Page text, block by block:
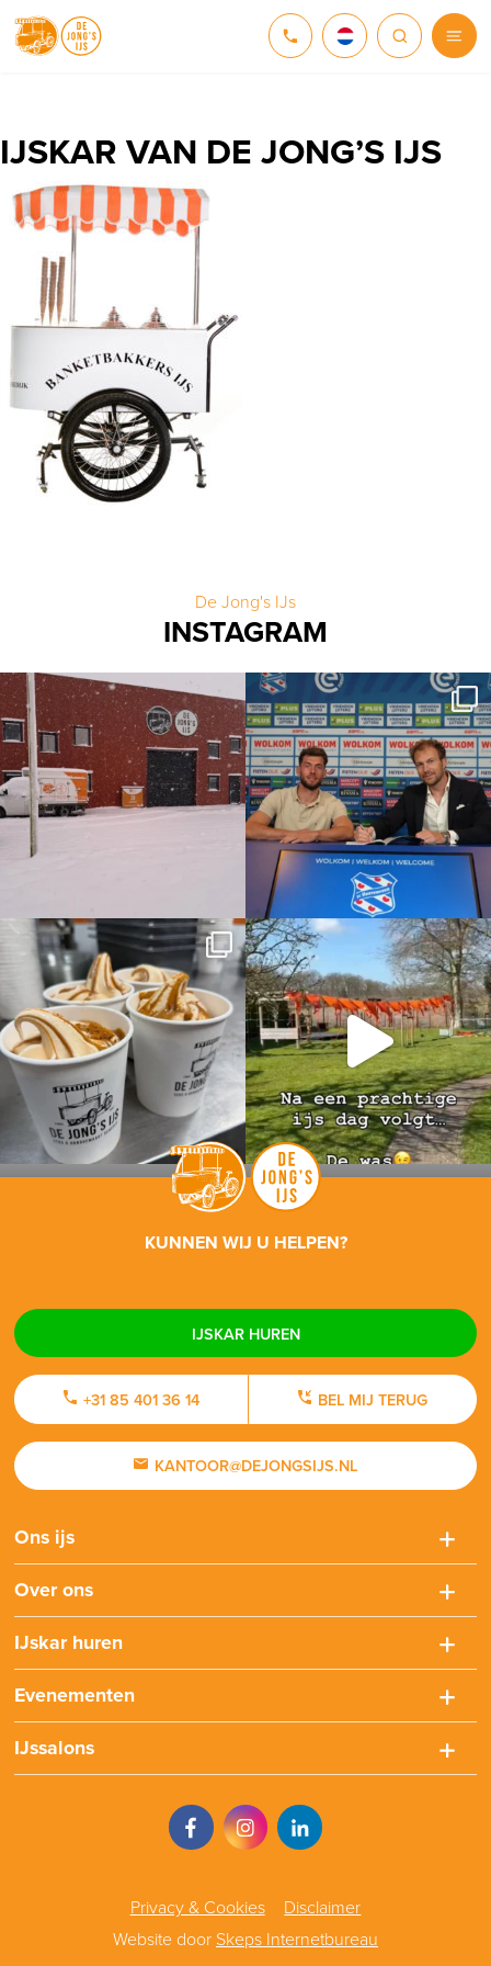
NEDERLANDS
ENGLISH
IJSKAR VAN DE JONG’S IJS
De Jong's IJs
INSTAGRAM
KUNNEN WIJ U HELPEN?
IJSKAR HUREN
+31 85 401 36 14 BEL MIJ TERUG
KANTOOR@DEJONGSIJS.NL
Ons ijs
Over ons
IJskar huren
Evenementen
IJssalons
Privacy & Cookies
Disclaimer
Website door Skeps Internetbureau